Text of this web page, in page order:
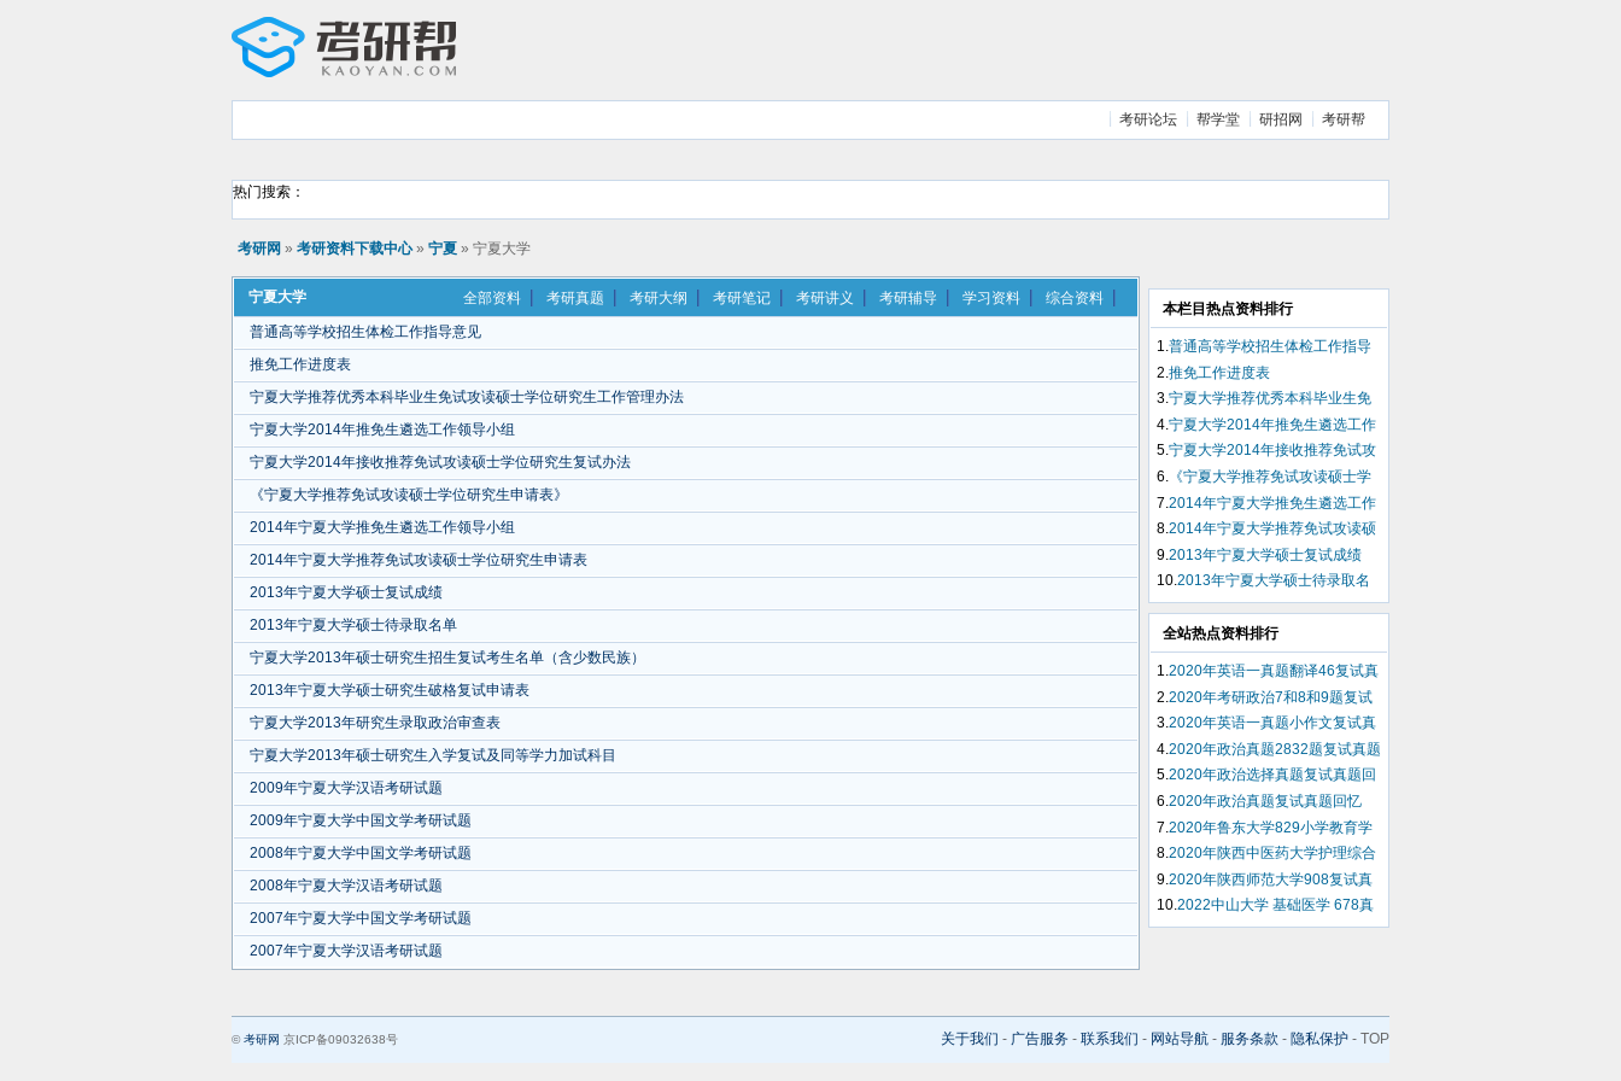
考研论坛 帮学堂 研招网 考研帮
热门搜索：
考研网 » 考研资料下载中心» 宁夏 » 宁夏大学
全部资料 考研真题 考研大纲 考研笔记 考研讲义 考研辅导 学习资料 综合资料
宁夏大学
普通高等学校招生体检工作指导意见
推免工作进度表
宁夏大学推荐优秀本科毕业生免试攻读硕士学位研究生工作管理办法
宁夏大学2014年推免生遴选工作领导小组
宁夏大学2014年接收推荐免试攻读硕士学位研究生复试办法
《宁夏大学推荐免试攻读硕士学位研究生申请表》
2014年宁夏大学推免生遴选工作领导小组
2014年宁夏大学推荐免试攻读硕士学位研究生申请表
2013年宁夏大学硕士复试成绩
2013年宁夏大学硕士待录取名单
宁夏大学2013年硕士研究生招生复试考生名单（含少数民族）
2013年宁夏大学硕士研究生破格复试申请表
宁夏大学2013年研究生录取政治审查表
宁夏大学2013年硕士研究生入学复试及同等学力加试科目
2009年宁夏大学汉语考研试题
2009年宁夏大学中国文学考研试题
2008年宁夏大学中国文学考研试题
2008年宁夏大学汉语考研试题
2007年宁夏大学中国文学考研试题
2007年宁夏大学汉语考研试题
本栏目热点资料排行
1.普通高等学校招生体检工作指导
意见
2. 推免工作进度表
3.宁夏大学推荐优秀本科毕业生免
试攻读硕士学位研究生工作管理办
法
4. 宁夏大学2014年推免生遴选工作
领导小组
5.宁夏大学2014年接收推荐免试攻
读硕士学位研究生复试办法
6. 《宁夏大学推荐免试攻读硕士学
位研究生申请表》
7. 2014年宁夏大学推免生遴选工作
领导小组
8.2014年宁夏大学推荐免试攻读硕
士学位研究生申请表
9. 2013年宁夏大学硕士复试成绩
10.2013年宁夏大学硕士待录取名
单
全站热点资料排行
1.2020年英语一真题翻译46复试真
题回忆
2. 2020年考研政治7和8和9题复试
真题回忆
3.2020年英语一真题小作文复试真
题回忆
4. 2020年政治真题2832题复试真题
回忆
5.2020年政治选择真题复试真题回
忆
6.2020年政治真题复试真题回忆
7. 2020年鲁东大学829小学教育学
复试真题回忆
8.2020年陕西中医药大学护理综合
308复试真题回忆
9. 2020年陕西师范大学908复试真
题回忆
10.2022中山大学 基础医学 678真
题回忆
关于我们 - 广告服务 - 联系我们 - 网站导航 - 服务条款 - 隐私保护 - TOP
©考研网 京ICP备09032638号